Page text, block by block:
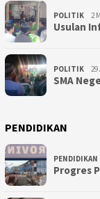
POLITIK 2
Usulan
POLITIK 29
SMA
PENDIDIKAN
PENDIDIKAN
Progres